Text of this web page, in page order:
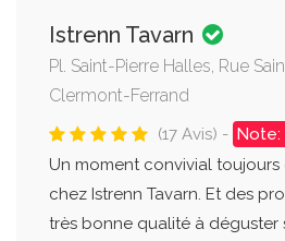
Istrenn Tavarn
Pl. Saint-Pierre Halles, Rue
Clermont-Ferrand
(17 Avis) -
Un moment convivial
chez Istrenn Tavarn. Et des
très bonne qualité à déguster